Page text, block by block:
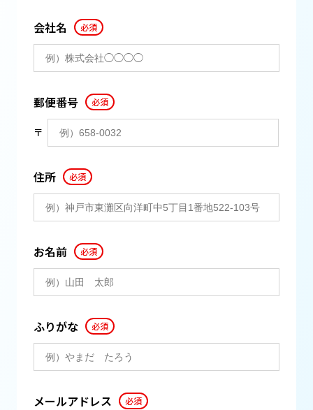
会社名 必須
郵便番号 必須
〒
住所 必須
お名前 必須
ふりがな 必須
メールアドレス 必須